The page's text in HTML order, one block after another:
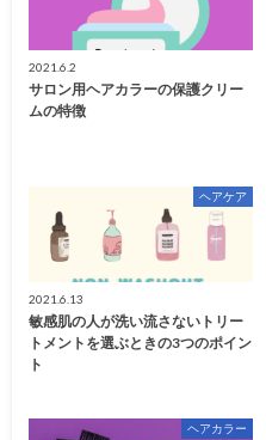
2021.6.2
サロン用ヘアカラーの保護クリー
ムの特徴
ヘアケア
2021.6.13
敏感肌の人が洗い流さないトリー
トメントを選ぶときの3つのポイン
ト
ヘアカラー